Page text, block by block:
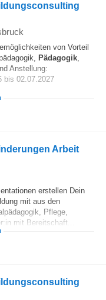
von Vorteil
Pädagogik,
Anstellung:
bis 02.07.2027
Arbeit
erstellen Dein
mit aus den
Pflege,
mit Bereitschaft...